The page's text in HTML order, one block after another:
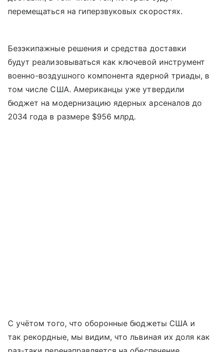
перемещаться на гиперзвуковых скоростях.
Безэкипажные решения и средства доставки
будут реализовываться как ключевой инструмент
военно-воздушного компонента ядерной триады, в
том числе США. Американцы уже утвердили
бюджет на модернизацию ядерных арсеналов до
2034 года в размере $956 млрд.
С учётом того, что оборонные бюджеты США и
так рекордные, мы видим, что львиная их доля как